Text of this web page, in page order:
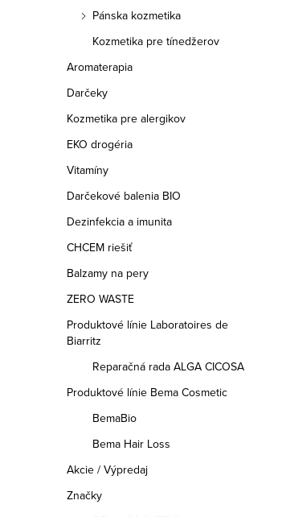
Pánska kozmetika
Kozmetika pre tínedžerov
Aromaterapia
Darčeky
Kozmetika pre alergikov
EKO drogéria
Vitamíny
Darčekové balenia BIO
Dezinfekcia a imunita
CHCEM riešiť
Balzamy na pery
ZERO WASTE
Produktové línie Laboratoires de
Biarritz
Reparačná rada ALGA CICOSA
Produktové línie Bema Cosmetic
BemaBio
Bema Hair Loss
Akcie / Výpredaj
Značky